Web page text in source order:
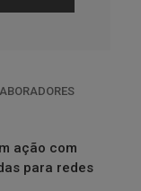
ação com
para redes